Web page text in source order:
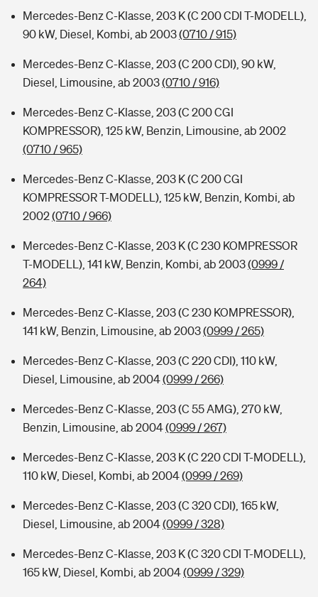
Mercedes-Benz C-Klasse, 203 K (C 200 CDI T-MODELL),
90 kW, Diesel, Kombi, ab 2003(0710 / 915)
Mercedes-Benz C-Klasse, 203 (C 200 CDI), 90 kW,
Diesel, Limousine, ab 2003(0710 / 916)
Mercedes-Benz C-Klasse, 203 (C 200 CGI
KOMPRESSOR), 125 kW, Benzin, Limousine, ab 2002
(0710 / 965)
Mercedes-Benz C-Klasse, 203 K (C 200 CGI
KOMPRESSOR T-MODELL), 125 kW, Benzin, Kombi, ab
2002(0710 / 966)
Mercedes-Benz C-Klasse, 203 K (C 230 KOMPRESSOR
T-MODELL), 141 kW, Benzin, Kombi, ab 2003(0999 /
264)
Mercedes-Benz C-Klasse, 203 (C 230 KOMPRESSOR),
141 kW, Benzin, Limousine, ab 2003(0999 / 265)
Mercedes-Benz C-Klasse, 203 (C 220 CDI), 110 kW,
Diesel, Limousine, ab 2004(0999 / 266)
Mercedes-Benz C-Klasse, 203 (C 55 AMG), 270 kW,
Benzin, Limousine, ab 2004(0999 / 267)
Mercedes-Benz C-Klasse, 203 K (C 220 CDI T-MODELL),
110 kW, Diesel, Kombi, ab 2004(0999 / 269)
Mercedes-Benz C-Klasse, 203 (C 320 CDI), 165 kW,
Diesel, Limousine, ab 2004(0999 / 328)
Mercedes-Benz C-Klasse, 203 K (C 320 CDI T-MODELL),
165 kW, Diesel, Kombi, ab 2004(0999 / 329)